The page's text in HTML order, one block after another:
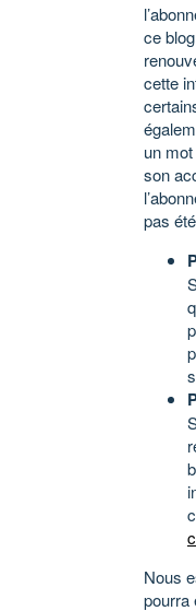
ce
cette
un
son
pas
Nous
pourra